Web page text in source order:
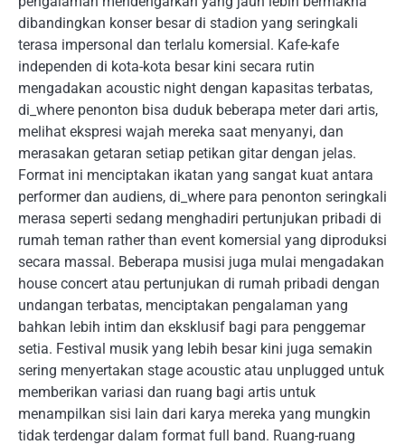
dibandingkan konser besar di stadion yang seringkali
terasa impersonal dan terlalu komersial. Kafe-kafe
independen di kota-kota besar kini secara rutin
mengadakan acoustic night dengan kapasitas terbatas,
di_where penonton bisa duduk beberapa meter dari artis,
melihat ekspresi wajah mereka saat menyanyi, dan
merasakan getaran setiap petikan gitar dengan jelas.
Format ini menciptakan ikatan yang sangat kuat antara
performer dan audiens, di_where para penonton seringkali
merasa seperti sedang menghadiri pertunjukan pribadi di
rumah teman rather than event komersial yang diproduksi
secara massal. Beberapa musisi juga mulai mengadakan
house concert atau pertunjukan di rumah pribadi dengan
undangan terbatas, menciptakan pengalaman yang
bahkan lebih intim dan eksklusif bagi para penggemar
setia. Festival musik yang lebih besar kini juga semakin
sering menyertakan stage acoustic atau unplugged untuk
memberikan variasi dan ruang bagi artis untuk
menampilkan sisi lain dari karya mereka yang mungkin
tidak terdengar dalam format full band. Ruang-ruang